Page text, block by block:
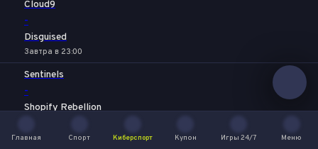
Cloud9
-
Disguised
Завтра в 23:00
Sentinels
-
Shopify Rebellion
Главная
Спорт
Киберспорт
Купон
Игры 24/7
Меню